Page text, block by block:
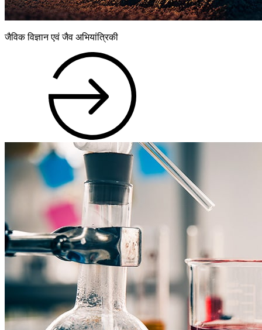
जैविक विज्ञान एवं जैव अभियांत्रिकी